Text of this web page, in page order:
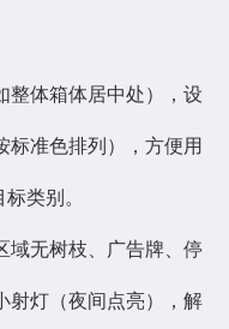
体箱体居中处），设
标准色排列），方便用
类别。
无树枝、广告牌、停
射灯（夜间点亮），解